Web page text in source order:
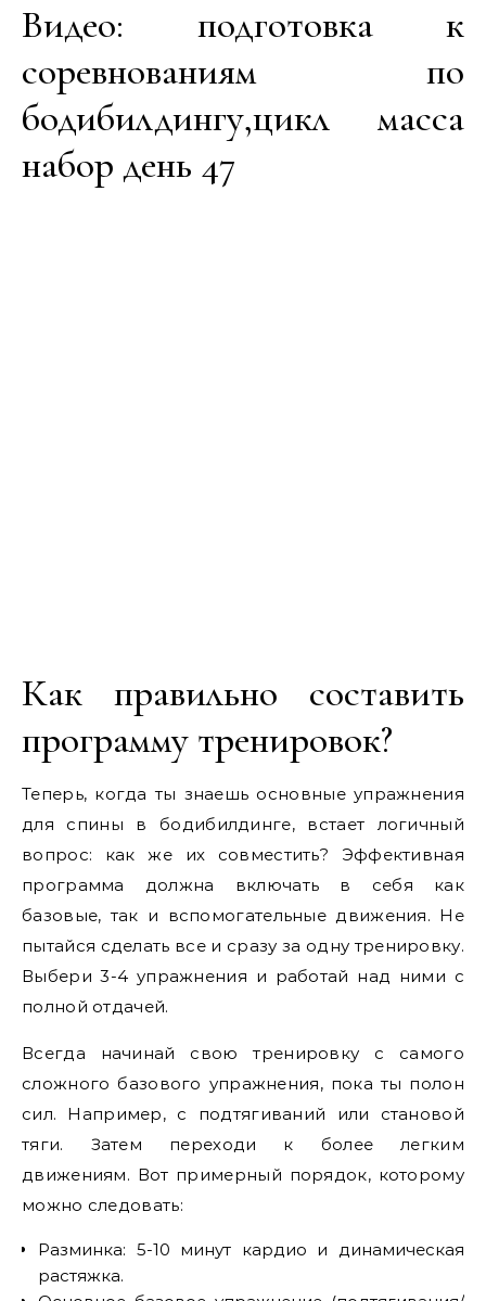
Видео: подготовка к
соревнованиям по
бодибилдингу,цикл масса
набор день 47
Как правильно составить
программу тренировок?
Теперь, когда ты знаешь основные упражнения
для спины в бодибилдинге, встает логичный
вопрос: как же их совместить? Эффективная
программа должна включать в себя как
базовые, так и вспомогательные движения. Не
пытайся сделать все и сразу за одну тренировку.
Выбери 3-4 упражнения и работай над ними с
полной отдачей.
Всегда начинай свою тренировку с самого
сложного базового упражнения, пока ты полон
сил. Например, с подтягиваний или становой
тяги. Затем переходи к более легким
движениям. Вот примерный порядок, которому
можно следовать:
Разминка: 5-10 минут кардио и динамическая
растяжка.